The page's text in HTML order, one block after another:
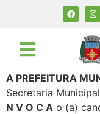
A PREFEITURA
Secretaria
N V O C A o (a)